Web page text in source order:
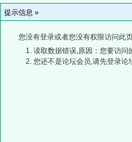
提示信息 »
您没有登录或者您没有权限访问此
读取数据错误,原因：您要访问
您还不是论坛会员,请先登录论